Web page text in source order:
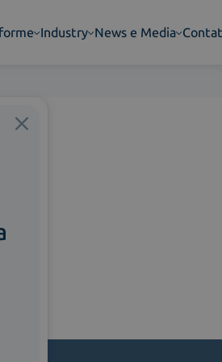
Industry News e Media